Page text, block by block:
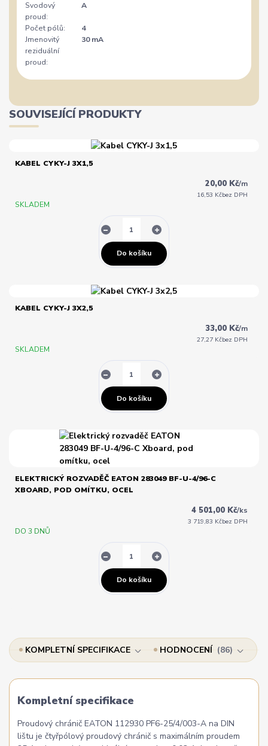
Svodový
proud:
A
Počet pólů:
4
Jmenovitý
reziduální
proud:
30 mA
SOUVISEJÍCÍ PRODUKTY
KABEL CYKY-J 3X1,5
20,00 Kč/m
16,53 Kčbez DPH
SKLADEM
Do košíku
KABEL CYKY-J 3X2,5
33,00 Kč/m
27,27 Kčbez DPH
SKLADEM
Do košíku
ELEKTRICKÝ ROZVADĚČ EATON 283049 BF-U-4/96-C
XBOARD, POD OMÍTKU, OCEL
4 501,00 Kč/ks
3 719,83 Kčbez DPH
DO 3 DNŮ
Do košíku
KOMPLETNÍ SPECIFIKACE HODNOCENÍ 86
Kompletní specifikace
Proudový chránič EATON 112930 PF6-25/4/003-A na DIN
lištu je čtyřpólový proudový chránič s maximálním proudem